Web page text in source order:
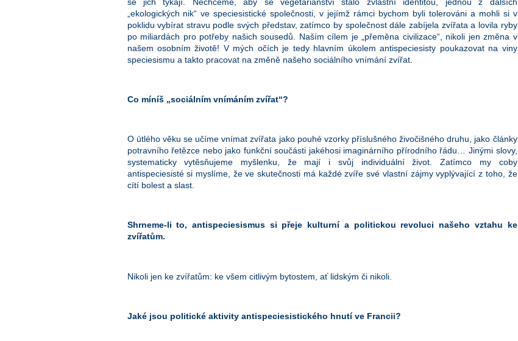
se jich týkají. Nechceme, aby se vegetariánství stalo zvláštní identitou, jednou z dalších
„ekologických nik“ ve speciesistické společnosti, v jejímž rámci bychom byli tolerováni a mohli si v
poklidu vybírat stravu podle svých představ, zatímco by společnost dále zabíjela zvířata a lovila ryby
po miliardách pro potřeby našich sousedů. Naším cílem je „přeměna civilizace“, nikoli jen změna v
našem osobním životě! V mých očích je tedy hlavním úkolem antispeciesisty poukazovat na viny
speciesismu a takto pracovat na změně našeho sociálního vnímání zvířat.
Co míníš „sociálním vnímáním zvířat“?
O útlého věku se učíme vnímat zvířata jako pouhé vzorky příslušného živočišného druhu, jako články
potravního řetězce nebo jako funkční součásti jakéhosi imaginárního přírodního řádu… Jinými slovy,
systematicky vytěsňujeme myšlenku, že mají i svůj individuální život. Zatímco my coby
antispeciesisté si myslíme, že ve skutečnosti má každé zvíře své vlastní zájmy vyplývající z toho, že
cítí bolest a slast.
Shrneme-li to, antispeciesismus si přeje kulturní a politickou revoluci našeho vztahu ke
zvířatům.
Nikoli jen ke zvířatům: ke všem citlivým bytostem, ať lidským či nikoli.
Jaké jsou politické aktivity antispeciesistického hnutí ve Francii?